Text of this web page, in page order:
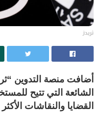
ثريدز
أضافت منصة التدوين
الشائعة التي تتيح
القضايا والنقاشات